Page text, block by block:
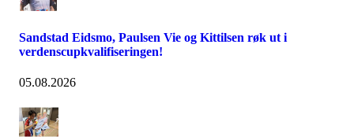
Sandstad Eidsmo, Paulsen Vie og Kittilsen røk ut i
verdenscupkvalifiseringen!
05.08.2026